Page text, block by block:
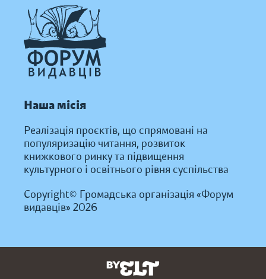
Наша місія
Реалізація проєктів, що спрямовані на
популяризацію читання, розвиток
книжкового ринку та підвищення
культурного і освітнього рівня суспільства
Copyright© Громадська організація «Форум
видавців» 2026